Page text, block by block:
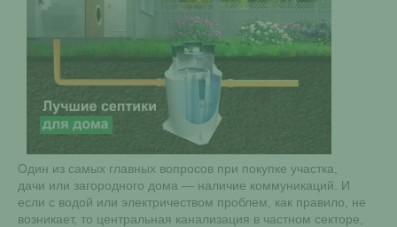
Один из самых главных вопросов при покупке участка,
дачи или загородного дома — наличие коммуникаций. И
если с водой или электричеством проблем, как правило, не
возникает, то центральная канализация в частном секторе,